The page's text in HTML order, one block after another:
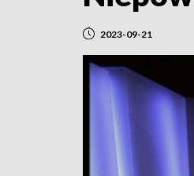
2023-09-21